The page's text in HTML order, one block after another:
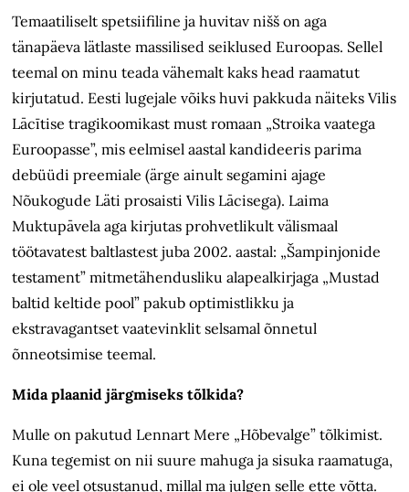
Temaatiliselt spetsiifiline ja huvitav nišš on aga
tänapäeva lätlaste massilised seiklused Euroopas. Sellel
teemal on minu teada vähemalt kaks head raamatut
kirjutatud. Eesti lugejale võiks huvi pakkuda näiteks Vilis
Lācītise tragikoomikast must romaan „Stroika vaatega
Euroopasse”, mis eelmisel aastal kandideeris parima
debüüdi preemiale (ärge ainult segamini ajage
Nõukogude Läti prosaisti Vilis Lācisega). Laima
Muktupāvela aga kirjutas prohvetlikult välismaal
töötavatest baltlastest juba 2002. aastal: „Šampinjonide
testament” mitmetähendusliku alapealkirjaga „Mustad
baltid keltide pool” pakub optimistlikku ja
ekstravagantset vaatevinklit selsamal õnnetul
õnneotsimise teemal.
Mida plaanid järgmiseks tõlkida?
Mulle on pakutud Lennart Mere „Hõbevalge” tõlkimist.
Kuna tegemist on nii suure mahuga ja sisuka raamatuga,
ei ole veel otsustanud, millal ma julgen selle ette võtta.